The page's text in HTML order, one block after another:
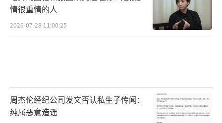
情很重情的人
2026-07-28 11:00:25
周杰伦经纪公司发文否认私生子传闻：
纯属恶意造谣